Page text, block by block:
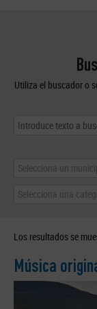
Utiliza el buscador o
Selecciona un
Selecciona una
Los resultados se
Música